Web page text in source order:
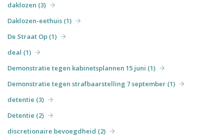
daklozen (3)
Daklozen-eethuis (1)
De Straat Op (1)
deal (1)
Demonstratie tegen kabinetsplannen 15 juni (1)
Demonstratie tegen strafbaarstelling 7 september (1)
detentie (3)
Detentie (2)
discretionaire bevoegdheid (2)